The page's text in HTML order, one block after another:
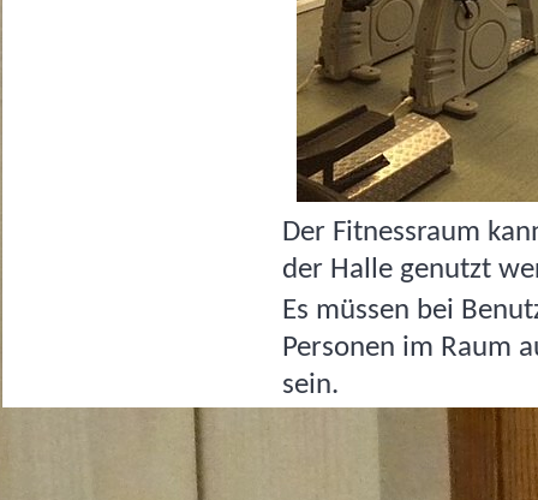
Der Fitnessraum
der Halle genutzt
Es müssen bei
Personen im Raum
sein.